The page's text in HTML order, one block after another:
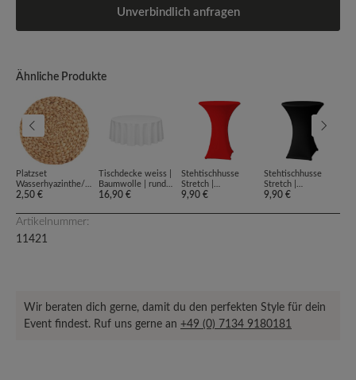
Unverbindlich anfragen
Ähnliche Produkte
Platzset
Wasserhyazinthe/
Seegras natur
2,50 €
Tischdecke weiss |
Baumwolle | rund
240 cm [mieten]
16,90 €
Stehtischhusse
Stretch |
Stretchhusse rot
9,90 €
Stehtischhusse
Stretch |
Stretchhusse
9,90 €
Artikelnummer:
11421
Wir beraten dich gerne, damit du den perfekten Style für dein
Event findest. Ruf uns gerne an +49 (0) 7134 9180181